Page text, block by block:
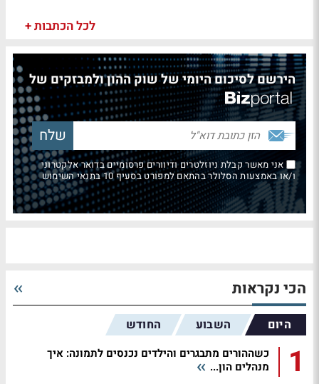
לכל הכתבות +
הירשם לסיכום היומי של שוק ההון ולמבזקים של
אני מאשר קבלת ניוזלטרים ודיוורים פרסומיים בדואר אלקטרוני
ו/או באמצעות הסלולר בהתאם למפורט בסעיף 10 בתנאי השימוש
הכי נקראות
היום השבוע החודש
1
כשההורים מתבגרים והילדים נכנסים לתמונה: איך
מנהלים הון...